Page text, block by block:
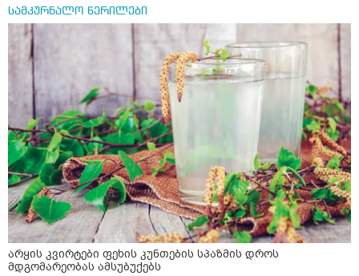
სამკურნალო წერილები
არყის კვირტები ფეხის კუნთების სპაზმის დროს
მდგომარეობას ამსუბუქებს